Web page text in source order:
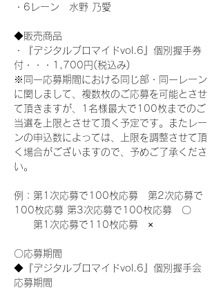
・6レーン　水野 乃愛
◆販売商品
・『デジタルブロマイドvol.6』個別握手券
付・・・1,700円(税込み)
※同一応募期間における同じ部・同一レーン
に関しまして、複数枚のご応募を可能とさせ
て頂きますが、1名様最大で100枚までのご
当選を上限とさせて頂く予定です。またレー
ンの申込数によっては、上限を調整させて頂
く場合がございますので、予めご了承くださ
い。
例：第1次応募で100枚応募　第2次応募で
100枚応募 第3次応募で100枚応募　〇
第1次応募で110枚応募　×
〇応募期間
◆『デジタルブロマイドvol.6』個別握手会
応募期間